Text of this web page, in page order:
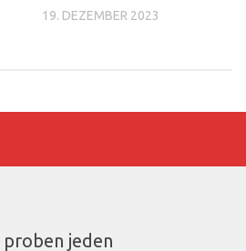
19. DEZEMBER 2023
jeden